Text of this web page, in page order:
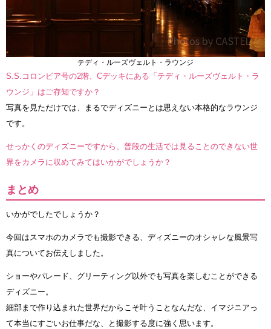
テディ・ルーズヴェルト・ラウンジ
S.S.コロンビア号の2階、Cデッキにある「テディ・ルーズヴェルト・ラ
ウンジ」はご存知ですか？
写真を見ただけでは、まるでディズニーとは思えない本格的なラウンジ
です。
せっかくのディズニーですから、普段の生活では見ることのできない世
界をカメラに収めてみてはいかがでしょうか？
まとめ
いかがでしたでしょうか？
今回はスマホのカメラでも撮影できる、ディズニーのオシャレな風景写
真についてお伝えしました。
ショーやパレード、グリーティング以外でも写真を楽しむことができる
ディズニー。
細部まで作り込まれた世界だからこそ叶うことなんだな、イマジニアっ
て本当にすごいお仕事だな、と撮影する度に強く思います。